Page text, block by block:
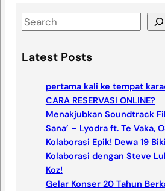
S
aLatest Posts
pertama kali ke tempat
CARA RESERVASI ONLINE?
Menakjubkan Soundtrack
Sana’ – Lyodra ft. Te Vaka,
Kolaborasi Epik! Dewa 19
Kolaborasi dengan Steve
Koz!
Gelar Konser 20 Tahun